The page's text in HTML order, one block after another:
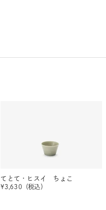
てとて・ヒスイ ちょこ
¥3,630 （税込）